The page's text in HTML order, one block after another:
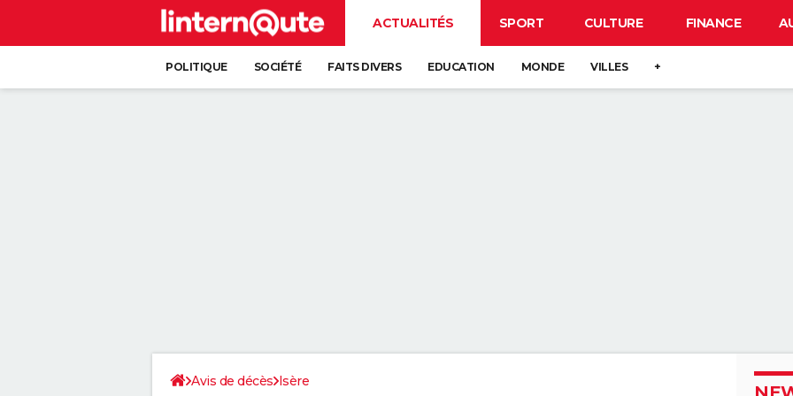
ACTUALITÉS SPORT CULTURE FINANCE
POLITIQUE SOCIÉTÉ FAITS DIVERS EDUCATION MONDE VILLES +
Avis de décès Isère